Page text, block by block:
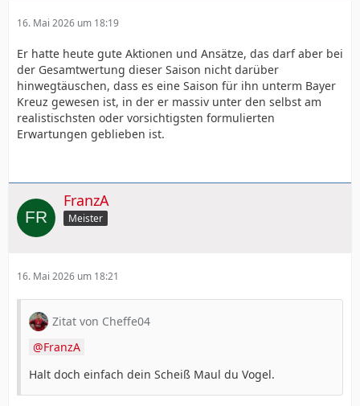
16. Mai 2026 um 18:19
Er hatte heute gute Aktionen und Ansätze, das darf aber bei
der Gesamtwertung dieser Saison nicht darüber
hinwegtäuschen, dass es eine Saison für ihn unterm Bayer
Kreuz gewesen ist, in der er massiv unter den selbst am
realistischsten oder vorsichtigsten formulierten
Erwartungen geblieben ist.
FranzA
Meister
16. Mai 2026 um 18:21
Zitat von Cheffe04
FranzA
Halt doch einfach dein Scheiß Maul du Vogel.